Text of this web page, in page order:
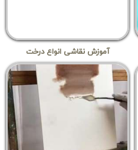
آموزش نقاشی انواع درخت